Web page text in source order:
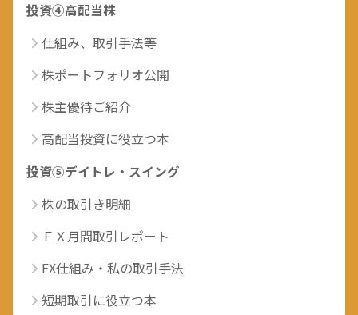
投資④高配当株
仕組み、取引手法等
株ポートフォリオ公開
株主優待ご紹介
高配当投資に役立つ本
投資⑤デイトレ・スイング
株の取引き明細
ＦＸ月間取引レポート
FX仕組み・私の取引手法
短期取引に役立つ本